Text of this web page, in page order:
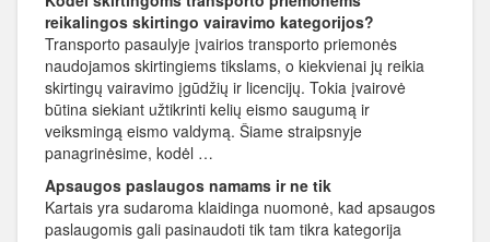
reikalingos skirtingo vairavimo kategorijos?
Transporto pasaulyje įvairios transporto priemonės
naudojamos skirtingiems tikslams, o kiekvienai jų reikia
skirtingų vairavimo įgūdžių ir licencijų. Tokia įvairovė
būtina siekiant užtikrinti kelių eismo saugumą ir
veiksmingą eismo valdymą. Šiame straipsnyje
panagrinėsime, kodėl …
Apsaugos paslaugos namams ir ne tik
Kartais yra sudaroma klaidinga nuomonė, kad apsaugos
paslaugomis gali pasinaudoti tik tam tikra kategorija